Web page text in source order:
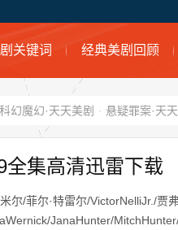
关键词 经典美剧回顾
科幻魔幻·天天美剧 · 悬疑罪案·天
全集高清迅雷下载
尔/菲尔·特雷尔/VictorNelliJr./贾
JanaHunter/